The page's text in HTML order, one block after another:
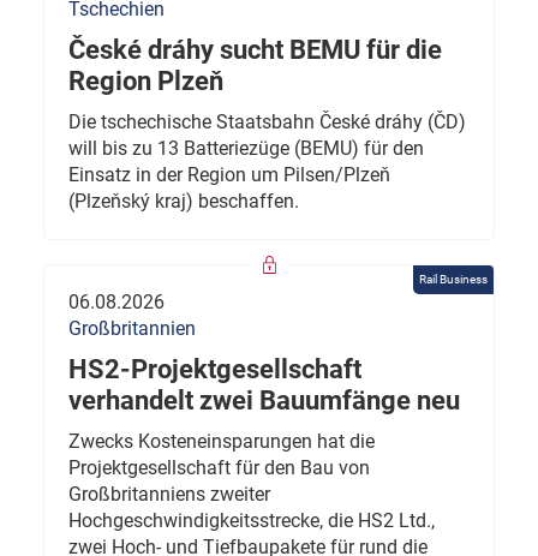
Tschechien
České dráhy sucht BEMU für die
Region Plzeň
Die tschechische Staatsbahn České dráhy (ČD)
will bis zu 13 Batteriezüge (BEMU) für den
Einsatz in der Region um Pilsen/Plzeň
(Plzeňský kraj) beschaffen.
Rail Business
06.08.2026
Großbritannien
HS2-Projektgesellschaft
verhandelt zwei Bauumfänge neu
Zwecks Kosteneinsparungen hat die
Projektgesellschaft für den Bau von
Großbritanniens zweiter
Hochgeschwindigkeitsstrecke, die HS2 Ltd.,
zwei Hoch- und Tiefbaupakete für rund die